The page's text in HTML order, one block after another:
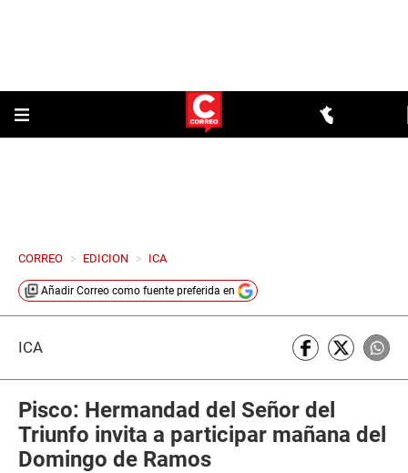
CORREO > EDICION > ICA
Añadir Correo como fuente preferida en
ICA
Pisco: Hermandad del Señor del
Triunfo invita a participar mañana del
Domingo de Ramos